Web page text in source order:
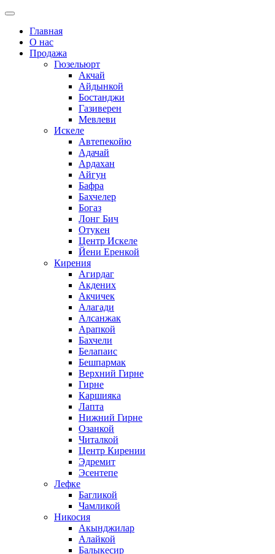
Главная
О нас
Продажа
Гюзельюрт
Акчай
Айдынкой
Бостанджи
Газиверен
Мевлеви
Искеле
Автепекойю
Адачай
Ардахан
Айгун
Бафра
Бахчелер
Богаз
Лонг Бич
Отукен
Центр Искеле
Йени Еренкой
Кирения
Агирдаг
Акдених
Акчичек
Алагади
Алсанжак
Арапкой
Бахчели
Белапаис
Бешпармак
Верхний Гирне
Гирне
Каршияка
Лапта
Нижний Гирне
Озанкой
Читалкой
Центр Кирении
Эдремит
Эсентепе
Лефке
Багликой
Чамликой
Никосия
Акынджилар
Алайкой
Балыкесир